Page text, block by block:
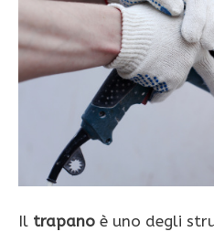
Il trapano è uno degli